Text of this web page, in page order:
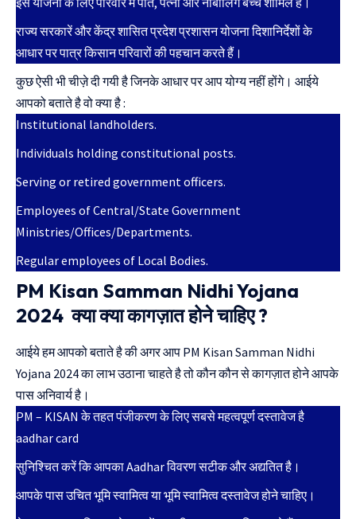
राज्य सरकारें और केंद्र शासित प्रदेश प्रशासन योजना दिशानिर्देशों के
आधार पर पात्र किसान परिवारों की पहचान करते हैं।
कुछ ऐसी भी चीज़े दी गयी है जिनके आधार पर आप योग्य नहीं होंगे। आईये
आपको बताते है वो क्या है :
Institutional landholders.
Individuals holding constitutional posts.
Serving or retired government officers.
Employees of Central/State Government
Ministries/Offices/Departments.
Regular employees of Local Bodies.
PM Kisan Samman Nidhi Yojana
2024 क्या क्या कागज़ात होने चाहिए ?
आईये हम आपको बताते है की अगर आप PM Kisan Samman Nidhi
Yojana 2024 का लाभ उठाना चाहते है तो कौन कौन से कागज़ात होने आपके
पास अनिवार्य है।
PM – KISAN के तहत पंजीकरण के लिए सबसे महत्वपूर्ण दस्तावेज है
aadhar card
सुनिश्चित करें कि आपका Aadhar विवरण सटीक और अद्यतित है।
आपके पास उचित भूमि स्वामित्व या भूमि स्वामित्व दस्तावेज होने चाहिए।